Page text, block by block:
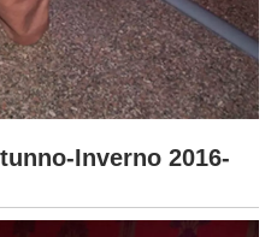
Inverno 2016-